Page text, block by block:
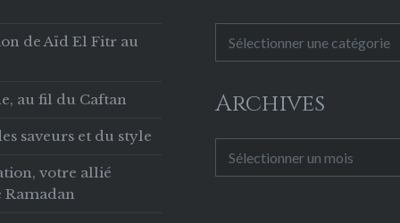
exécutif Rajat Tuli.
de plus de 12 ans
d’expérience, Chef
de Aïd El Fitr au
au fil du Caftan
saveurs et du style
votre allié
Archives